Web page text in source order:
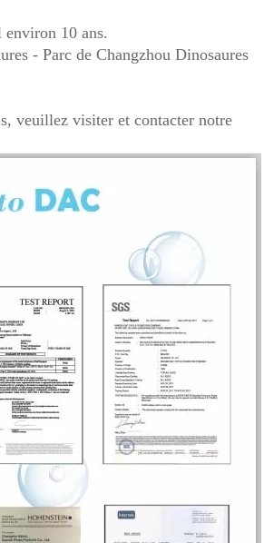
environ 10 ans.
- Parc de Changzhou Dinosaures
veuillez visiter et contacter notre